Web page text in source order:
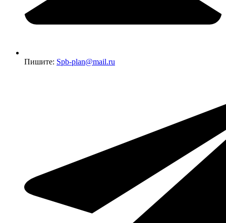
Пишите: Spb-plan@mail.ru